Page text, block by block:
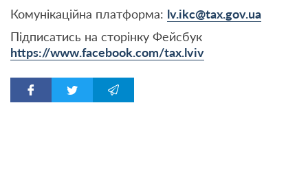
Комунікаційна платформа: lv.ikc@tax.gov.ua
Підписатись на сторінку Фейсбук
https://www.facebook.com/tax.lviv